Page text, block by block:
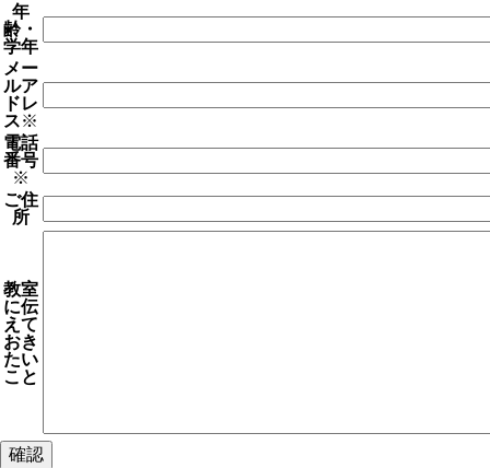
年
齢・
学年
メー
ルア
ドレ
ス※
電話
番号
※
ご住
所
教室
に伝
えて
おき
たい
こと